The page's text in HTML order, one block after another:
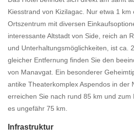
Kiesstrand von Kizilagac. Nur etwa 1
Ortszentrum mit diversen
interessante Altstadt von Side, reich an
und Unterhaltungsmöglichkeiten, ist ca.
gleicher Entfernung finden Sie den
von Manavgat. Ein besonderer
antike Theaterkomplex Aspendos in der
erreichen Sie nach rund 85 km und zum
es ungefähr 75 km.
Infrastruktur